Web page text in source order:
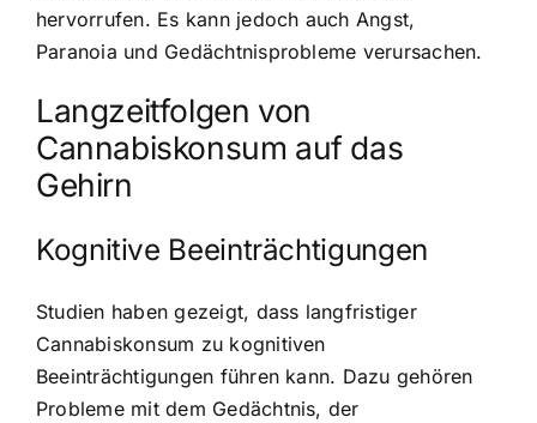
hervorrufen. Es kann jedoch auch Angst,
Paranoia und Gedächtnisprobleme verursachen.
Langzeitfolgen von
Cannabiskonsum auf das
Gehirn
Kognitive Beeinträchtigungen
Studien haben gezeigt, dass langfristiger
Cannabiskonsum zu kognitiven
Beeinträchtigungen führen kann. Dazu gehören
Probleme mit dem Gedächtnis, der